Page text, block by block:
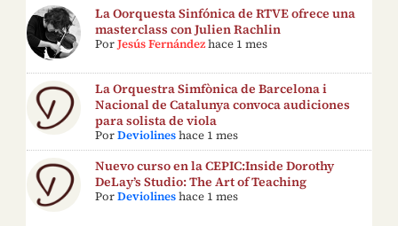
La Oorquesta Sinfónica de RTVE ofrece una
masterclass con Julien Rachlin
PorJesús Fernández hace 1 mes
La Orquestra Simfònica de Barcelona i
Nacional de Catalunya convoca audiciones
para solista de viola
PorDeviolines hace 1 mes
Nuevo curso en la CEPIC:Inside Dorothy
DeLay’s Studio: The Art of Teaching
PorDeviolines hace 1 mes